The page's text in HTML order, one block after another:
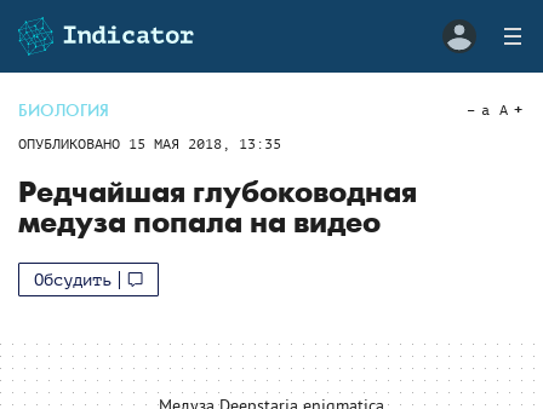
БИОЛОГИЯ
ОПУБЛИКОВАНО 15 МАЯ 2018, 13:35
a A
Редчайшая глубоководная
медуза попала на видео
Обсудить